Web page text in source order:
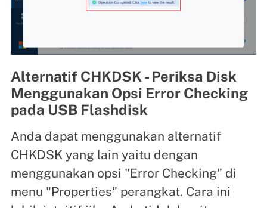
Alternatif CHKDSK - Periksa Disk
Menggunakan Opsi Error Checking
pada USB Flashdisk
Anda dapat menggunakan alternatif
CHKDSK yang lain yaitu dengan
menggunakan opsi "Error Checking" di
menu "Properties" perangkat. Cara ini